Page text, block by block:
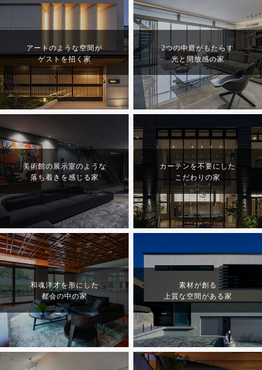
アートのような空間が
ゲストを招く家
2つの中庭がもたらす
光と開放感の家
美術館の展示室のような
落ち着きを感じる家
カーテンを不要にした
こだわりの家
和魂洋才を形にした
都会の中の家
素材が創る
上質な空間がある家